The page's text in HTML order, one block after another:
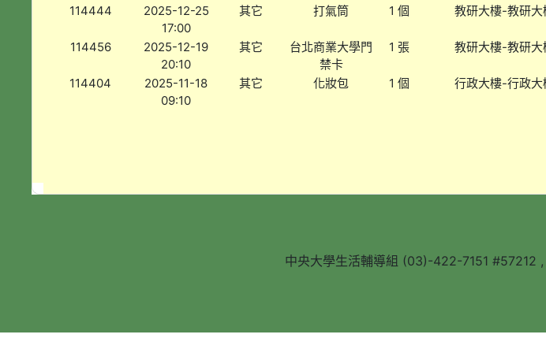
114444
2025-12-25
17:00
其它 打氣筒 1 個 教研大樓-教研大
114456
2025-12-19
20:10
其它
台北商業大學門
禁卡
1 張 教研大樓-教研大
114404
2025-11-18
09:10
其它 化妝包 1 個 行政大樓-行政大
中央大學生活輔導組 (03)-422-7151 #57212